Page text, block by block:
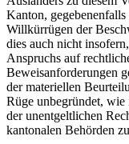
Kanton,
Willkürrügen der
dies auch nicht
Anspruchs auf
Beweisanforderungen
der materiellen
Rüge unbegründet,
der unentgeltlichen
kantonalen Behörden